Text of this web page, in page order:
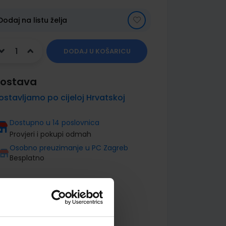
na listu želja
DODAJ U KOŠARICU
po cijeloj Hrvatskoj
Dostupno u 14 poslovnica
Provjeri i pokupi odmah
Osobno preuzimanje u PC Zagreb
Besplatno